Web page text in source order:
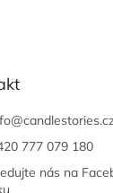
@
777 079 180
nás na